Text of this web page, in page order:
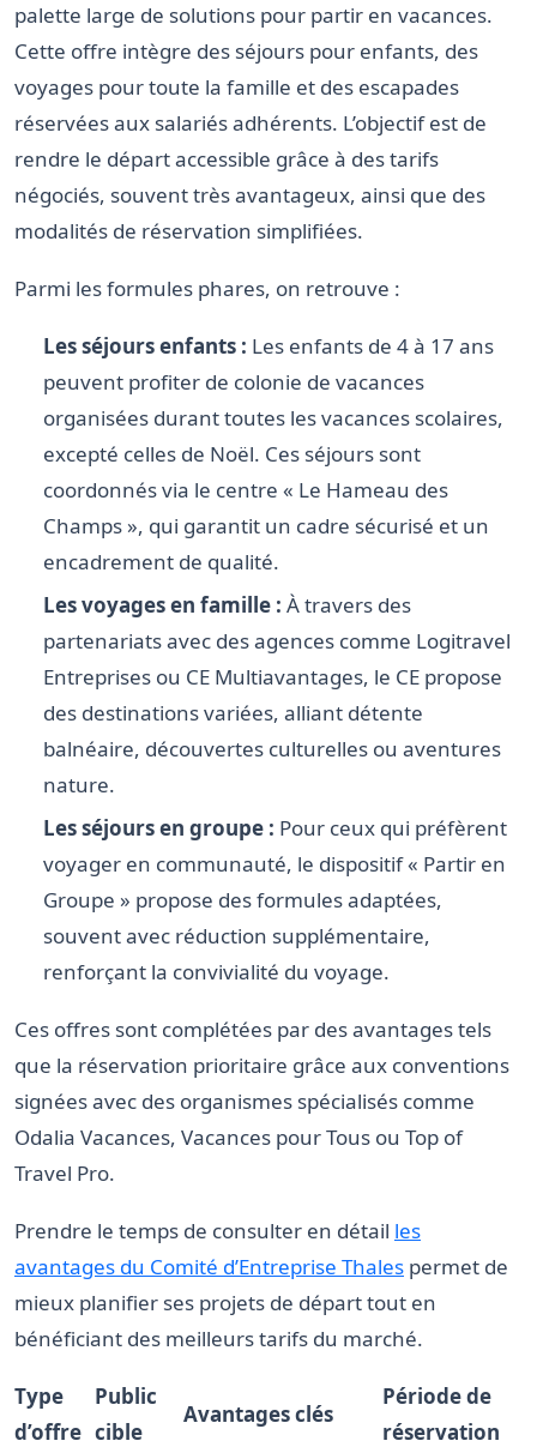
palette large de solutions pour partir en vacances.
Cette offre intègre des séjours pour enfants, des
voyages pour toute la famille et des escapades
réservées aux salariés adhérents. L’objectif est de
rendre le départ accessible grâce à des tarifs
négociés, souvent très avantageux, ainsi que des
modalités de réservation simplifiées.
Parmi les formules phares, on retrouve :
Les séjours enfants : Les enfants de 4 à 17 ans
peuvent profiter de colonie de vacances
organisées durant toutes les vacances scolaires,
excepté celles de Noël. Ces séjours sont
coordonnés via le centre « Le Hameau des
Champs », qui garantit un cadre sécurisé et un
encadrement de qualité.
Les voyages en famille : À travers des
partenariats avec des agences comme Logitravel
Entreprises ou CE Multiavantages, le CE propose
des destinations variées, alliant détente
balnéaire, découvertes culturelles ou aventures
nature.
Les séjours en groupe : Pour ceux qui préfèrent
voyager en communauté, le dispositif « Partir en
Groupe » propose des formules adaptées,
souvent avec réduction supplémentaire,
renforçant la convivialité du voyage.
Ces offres sont complétées par des avantages tels
que la réservation prioritaire grâce aux conventions
signées avec des organismes spécialisés comme
Odalia Vacances, Vacances pour Tous ou Top of
Travel Pro.
Prendre le temps de consulter en détail les
avantages du Comité d’Entreprise Thales permet de
mieux planifier ses projets de départ tout en
bénéficiant des meilleurs tarifs du marché.
Type
d’offre
Public
cible
Avantages clés
Période de
réservation